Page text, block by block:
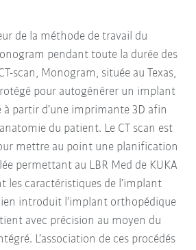
de la méthode de travail du
pendant toute la durée des
scan, Monogram, située au Texas,
pour autogénérer un implant
à partir d’une imprimante 3D afin
du patient. Le CT scan est
mettre au point une planification
permettant au LBR Med de KUKA
les caractéristiques de l’implant
introduit l’implant orthopédique
avec précision au moyen du
L’association de ces procédés